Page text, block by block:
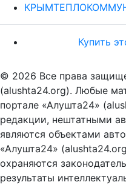
Купить
© 2026 Все права
(alushta24.org). Любые
портале «Алушта24»
редакции, нештатными
являются объектами
«Алушта24»
охраняются
результаты